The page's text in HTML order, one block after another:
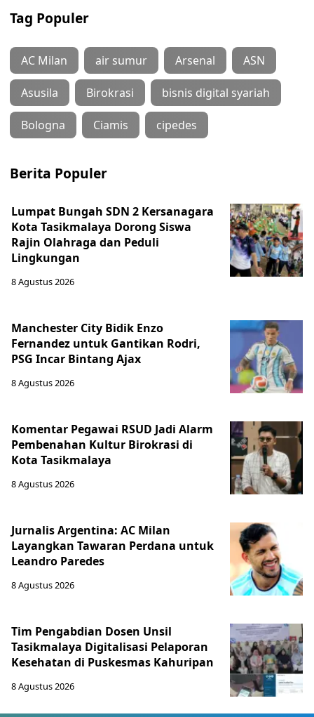
Tag Populer
AC Milan air sumur Arsenal ASN
Asusila Birokrasi bisnis digital syariah
Bologna Ciamis cipedes
Berita Populer
Lumpat Bungah SDN 2 Kersanagara
Kota Tasikmalaya Dorong Siswa
Rajin Olahraga dan Peduli
Lingkungan
8 Agustus 2026
Manchester City Bidik Enzo
Fernandez untuk Gantikan Rodri,
PSG Incar Bintang Ajax
8 Agustus 2026
Komentar Pegawai RSUD Jadi Alarm
Pembenahan Kultur Birokrasi di
Kota Tasikmalaya
8 Agustus 2026
Jurnalis Argentina: AC Milan
Layangkan Tawaran Perdana untuk
Leandro Paredes
8 Agustus 2026
Tim Pengabdian Dosen Unsil
Tasikmalaya Digitalisasi Pelaporan
Kesehatan di Puskesmas Kahuripan
8 Agustus 2026